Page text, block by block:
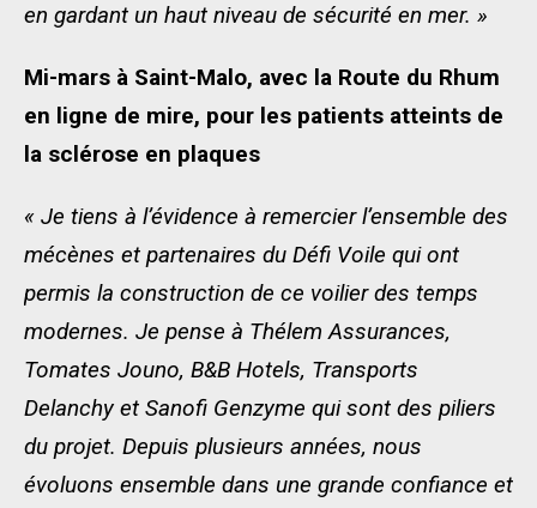
en gardant un haut niveau de sécurité en mer. »
Mi-mars à Saint-Malo, avec la Route du Rhum
en ligne de mire, pour les patients atteints de
la sclérose en plaques
« Je tiens à l’évidence à remercier l’ensemble des
mécènes et partenaires du Défi Voile qui ont
permis la construction de ce voilier des temps
modernes. Je pense à Thélem Assurances,
Tomates Jouno, B&B Hotels, Transports
Delanchy et Sanofi Genzyme qui sont des piliers
du projet. Depuis plusieurs années, nous
évoluons ensemble dans une grande confiance et